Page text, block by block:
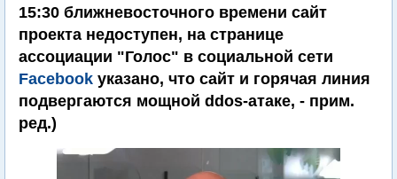
15:30 ближневосточного времени сайт
проекта недоступен, на странице
ассоциации "Голос" в социальной сети
Facebook указано, что сайт и горячая линия
подвергаются мощной ddos-атаке, - прим.
ред.)